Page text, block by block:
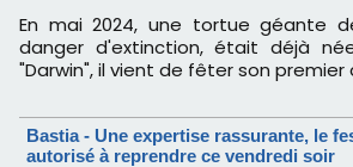
En mai 2024, une tortue géante
danger d'extinction, était déjà
"Darwin", il vient de fêter son premier
Bastia - Une expertise rassurante, le
autorisé à reprendre ce vendredi soir